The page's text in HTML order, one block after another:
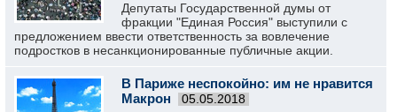
Депутаты Государственной думы от
фракции "Единая Россия" выступили с
предложением ввести ответственность за вовлечение
подростков в несанкционированные публичные акции.
В Париже неспокойно: им не нравится
Макрон
05.05.2018